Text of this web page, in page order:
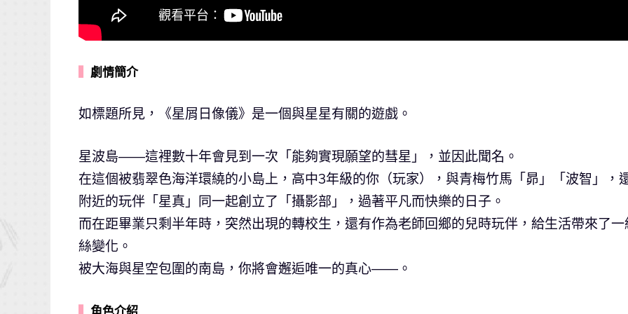
劇情簡介
如標題所見，《星屑日像儀》是一個與星星有關的遊戲。
星波島——這裡數十年會見到一次「能夠實現願望的彗星」，並因此聞名。
在這個被翡翠色海洋環繞的小島上，高中3年級的你（玩家），與青梅竹馬「昴」「波智」，
附近的玩伴「星真」同一起創立了「攝影部」，過著平凡而快樂的日子。
而在距畢業只剩半年時，突然出現的轉校生，還有作為老師回鄉的兒時玩伴，給生活帶來了一
絲變化。
被大海與星空包圍的南島，你將會邂逅唯一的真心——。